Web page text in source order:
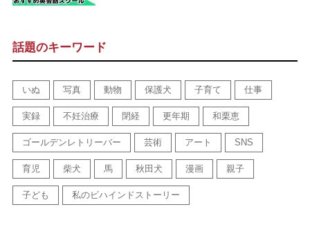
話題のキーワード
いぬ 写真 動物 保護犬 子育て 仕事
実録 不妊治療 閉経 更年期 和栗恵
ゴールデンレトリーバー 芸術 アート SNS
育児 柴犬 馬 秋田犬 漫画 親子
子ども 私のビハインドストーリー